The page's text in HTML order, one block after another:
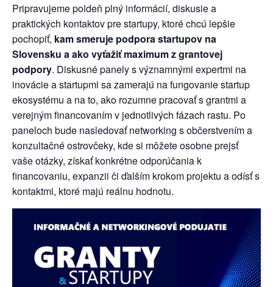
Pripravujeme poldeň plný informácií, diskusie a
praktických kontaktov pre startupy, ktoré chcú lepšie
pochopiť, kam smeruje podpora startupov na
Slovensku a ako vyťažiť maximum z grantovej
podpory. Diskusné panely s významnými expertmi na
inovácie a startupmi sa zamerajú na fungovanie startup
ekosystému a na to, ako rozumne pracovať s grantmi a
verejným financovaním v jednotlivých fázach rastu. Po
paneloch bude nasledovať networking s občerstvením a
konzultačné ostrovčeky, kde si môžete osobne prejsť
vaše otázky, získať konkrétne odporúčania k
financovaniu, expanzii či ďalším krokom projektu a odísť s
kontaktmi, ktoré majú reálnu hodnotu.